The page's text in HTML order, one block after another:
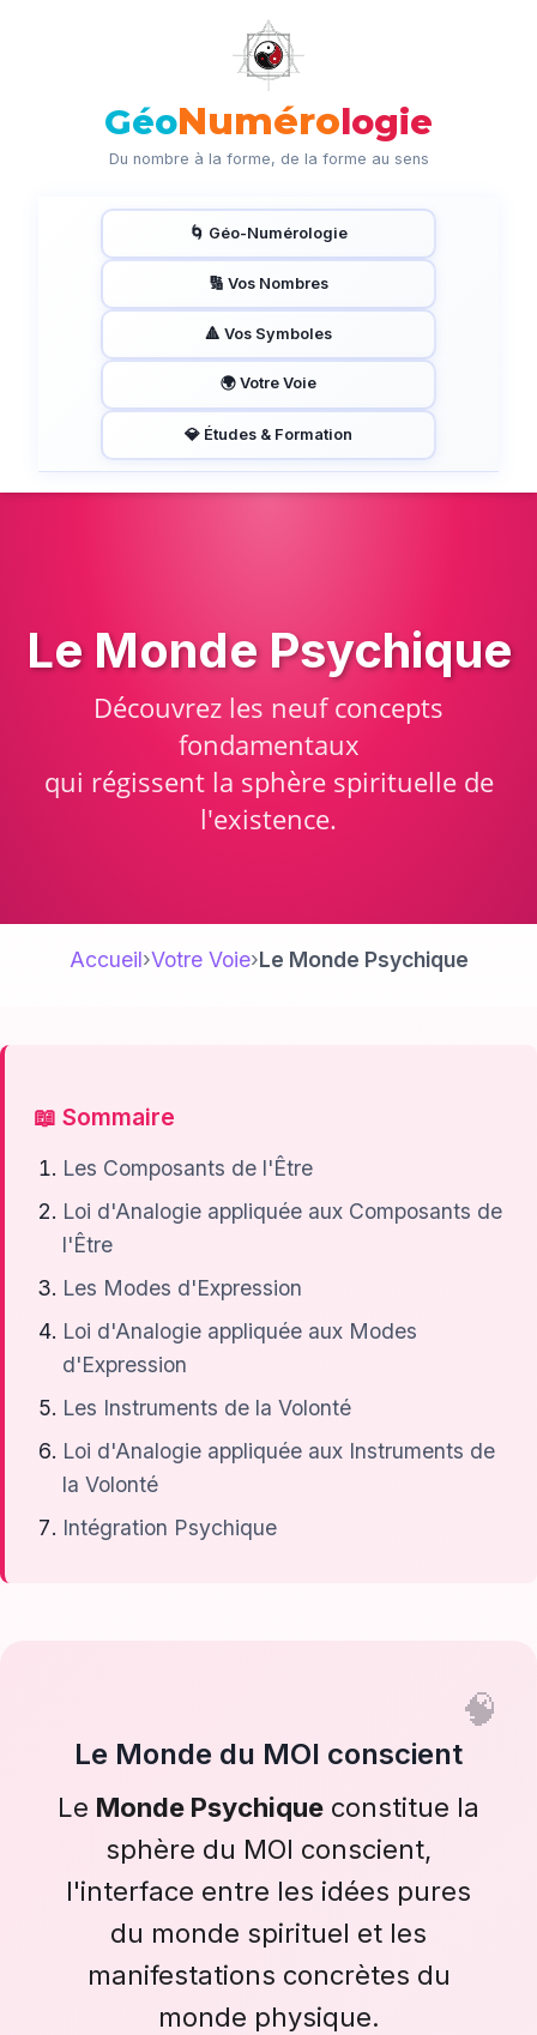
GéoNumérologie
Du nombre à la forme, de la forme au sens
🌀 Géo-Numérologie
🔢 Vos Nombres
🔺 Vos Symboles
🌍 Votre Voie
💎 Études & Formation
Le Monde Psychique
Découvrez les neuf concepts
fondamentaux
qui régissent la sphère spirituelle de
l'existence.
Accueil›Votre Voie›Le Monde Psychique
📖 Sommaire
Les Composants de l'Être
Loi d'Analogie appliquée aux Composants de
l'Être
Les Modes d'Expression
Loi d'Analogie appliquée aux Modes
d'Expression
Les Instruments de la Volonté
Loi d'Analogie appliquée aux Instruments de
la Volonté
Intégration Psychique
Le Monde du MOI conscient
Le Monde Psychique constitue la
sphère du MOI conscient,
l'interface entre les idées pures
du monde spirituel et les
manifestations concrètes du
monde physique.